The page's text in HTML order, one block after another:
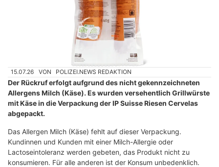
15.07.26 VON POLIZEI.NEWS REDAKTION
Der Rückruf erfolgt aufgrund des nicht gekennzeichneten
Allergens Milch (Käse). Es wurden versehentlich Grillwürste
mit Käse in die Verpackung der IP Suisse Riesen Cervelas
abgepackt.
Das Allergen Milch (Käse) fehlt auf dieser Verpackung.
Kundinnen und Kunden mit einer Milch-Allergie oder
Lactoseintoleranz werden gebeten, das Produkt nicht zu
konsumieren. Für alle anderen ist der Konsum unbedenklich.